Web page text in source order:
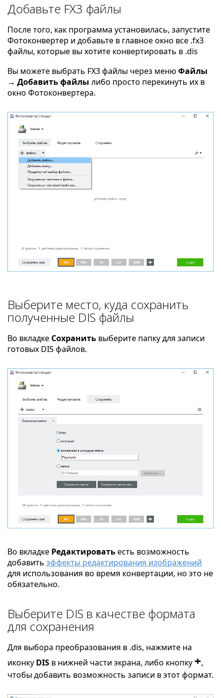
Добавьте FX3 файлы
После того, как программа установилась, запустите
Фотоконвертер и добавьте в главное окно все .fx3
файлы, которые вы хотите конвертировать в .dis
Вы можете выбрать FX3 файлы через менюФайлы
→ Добавить файлы либо просто перекинуть их в
окно Фотоконвертера.
Выберите место, куда сохранить
полученные DIS файлы
Во вкладке Сохранить выберите папку для записи
готовых DIS файлов.
Во вкладке Редактироватьесть возможность
добавить эффекты редактирования изображений
для использования во время конвертации, но это не
обязательно.
Выберите DIS в качестве формата
для сохранения
Для выбора преобразования в .dis, нажмите на
иконку DIS в нижней части экрана, либо кнопку +,
чтобы добавить возможность записи в этот формат.